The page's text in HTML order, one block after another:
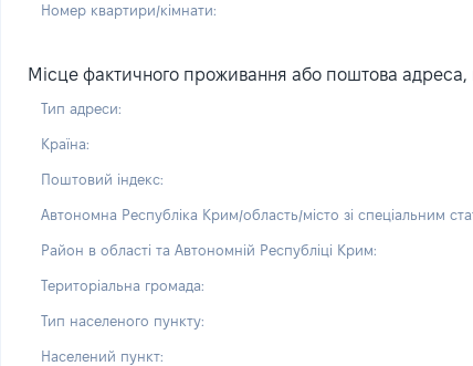
Номер квартири/кімнати:
Місце фактичного проживання або поштова адреса,
Тип адреси:
Країна:
Поштовий індекс:
Автономна Республіка Крим/область/місто зі спеціальним
Район в області та Автономній Республіці Крим:
Територіальна громада:
Тип населеного пункту:
Населений пункт: